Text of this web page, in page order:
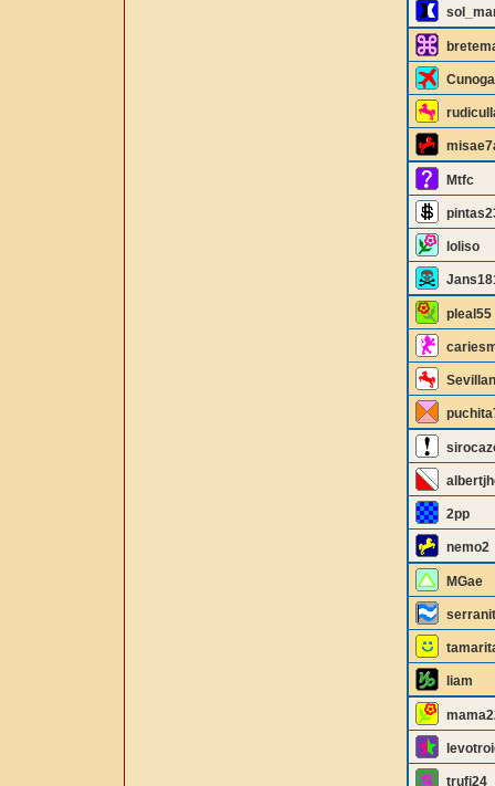
Mtfc
loliso
pleal55
2pp
nemo2
MGae
liam
trufi24